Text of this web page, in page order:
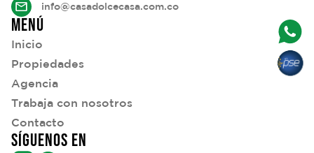
info@casadolcecasa.com.co
MENÚ
Inicio
Propiedades
Agencia
Trabaja con nosotros
Contacto
SÍGUENOS EN